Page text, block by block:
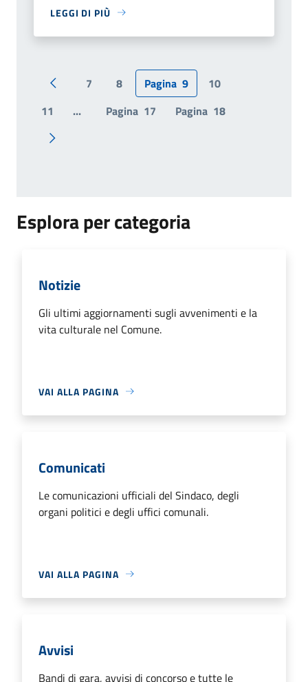
LEGGI DI PIÙ
Pagina precedente
7 8 Pagina 9
10
11
... Pagina 17 Pagina 18
Pagina successiva
Esplora per categoria
Notizie
Gli ultimi aggiornamenti sugli avvenimenti e la
vita culturale nel Comune.
VAI ALLA PAGINA
Comunicati
Le comunicazioni ufficiali del Sindaco, degli
organi politici e degli uffici comunali.
VAI ALLA PAGINA
Avvisi
Bandi di gara, avvisi di concorso e tutte le